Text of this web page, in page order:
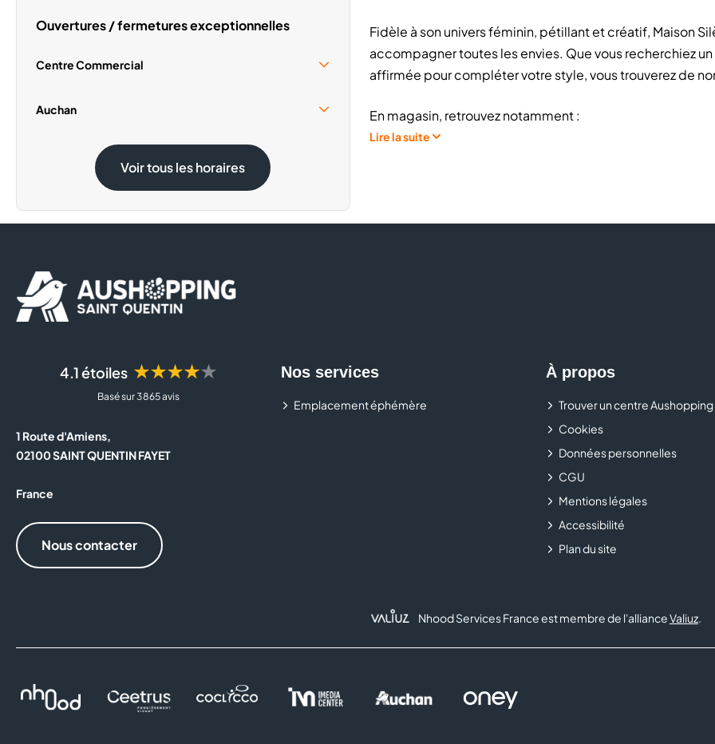
Ouvertures / fermetures exceptionnelles
Centre Commercial
Samedi 15 Août
Auchan
Samedi 15 Août
08:30 - 19:00
Voir tous les horaires
Fidèle à son univers féminin, pétillant et créatif, Maison
accompagner toutes les envies. Que vous recherchiez
affirmée pour compléter votre style, vous trouverez de
En magasin, retrouvez notamment :
Bijoux enacier
À la recherche d'un bijou, d'une idée cadeau ou d'un
Silène vous accompagnent dans le choix des pièces
Rendez-vous dans votre boutiqueMaison Silène
bijoux tendance à prix accessibles.
Lire la suite
4.1 étoiles ★★★★★
Basé sur 3 865 avis
1 Route d'Amiens,
02100 SAINT QUENTIN FAYET
France
Nous contacter
Nos services
Emplacement éphémère
À propos
Trouver un centre Aushopping
Cookies
Données personnelles
CGU
Mentions légales
Accessibilité
Plan du site
Nhood Services France est membre de l'allianceValiuz.